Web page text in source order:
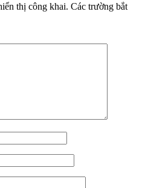
thị công khai. Các trường bắt